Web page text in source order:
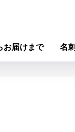
お届けまで 名